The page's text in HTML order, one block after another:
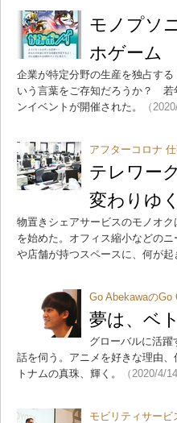
モノプソ
ホゲーム
企業が特定分野の生産を独占す
いう言葉をご存知だろうか？ 若
ンイベントが開催された。
（
アフターコロナ
テレワー
変わりゆ
物置きシェアサービスのモノオ
を始めた。オフィス縮小などの
や店舗が持つスペースに、何が起
Go AbekawaのGo
夢は、ベ
グローバルに活
話を伺う。アニメを好きな理由
トナムの真珠、輝く。
（2020/4/14
モビリティサービ